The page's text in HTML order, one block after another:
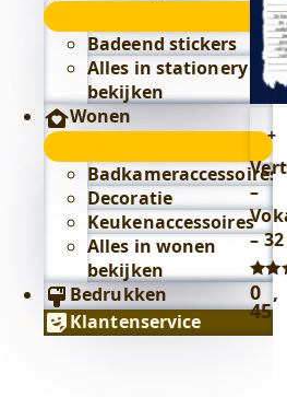
submenu
Badeend stickers
Alles in stationery
bekijken
Wonen
submenu
Badkameraccessoires
Decoratie
Keukenaccessoires
Alles in wonen
bekijken
Bedrukken
Klantenservice
+
–
–
5.00
uit 5
0 ,
45